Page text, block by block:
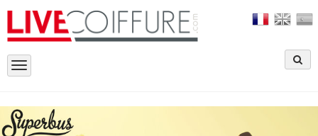
Toggle